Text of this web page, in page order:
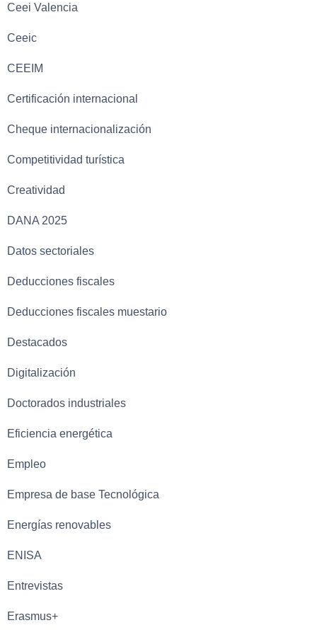
Ceei Valencia
Ceeic
CEEIM
Certificación internacional
Cheque internacionalización
Competitividad turística
Creatividad
DANA 2025
Datos sectoriales
Deducciones fiscales
Deducciones fiscales muestario
Destacados
Digitalización
Doctorados industriales
Eficiencia energética
Empleo
Empresa de base Tecnológica
Energías renovables
ENISA
Entrevistas
Erasmus+